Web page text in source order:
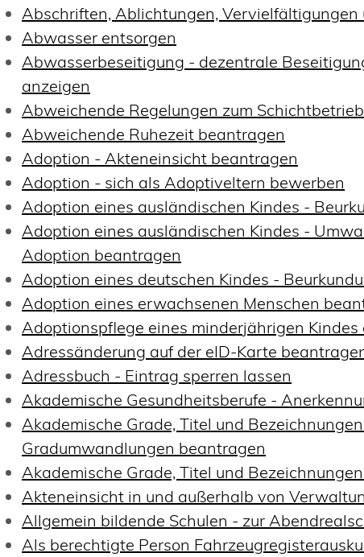
Abschriften, Ablichtungen,
Abwasser entsorgen
Abwasserbeseitigung - dezentrale
anzeigen
Abweichende Regelungen zum
Abweichende Ruhezeit beantragen
Adoption - Akteneinsicht beantragen
Adoption - sich als Adoptiveltern bewerben
Adoption eines ausländischen Kindes -
Adoption eines ausländischen Kindes -
Adoption beantragen
Adoption eines deutschen Kindes -
Adoption eines erwachsenen Menschen
Adoptionspflege eines minderjährigen Kindes
Adressänderung auf der eID-Karte
Adressbuch - Eintrag sperren lassen
Akademische Gesundheitsberufe -
Akademische Grade, Titel und
Gradumwandlungen beantragen
Akademische Grade, Titel und
Akteneinsicht in und außerhalb von
Allgemein bildende Schulen - zur
Als berechtigte Person